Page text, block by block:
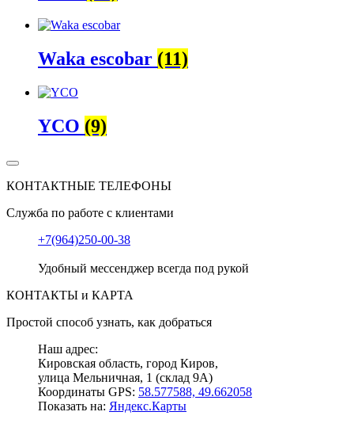
Waka escobar (11)
YCO (9)
КОНТАКТНЫЕ ТЕЛЕФОНЫ
Служба по работе с клиентами
+7(964)250-00-38
Удобный мессенджер всегда под рукой
КОНТАКТЫ и КАРТА
Простой способ узнать, как добраться
Наш адрес:
Кировская область, город Киров,
улица Мельничная, 1 (склад 9А)
Координаты GPS: 58.577588, 49.662058
Показать на: Яндекс.Карты